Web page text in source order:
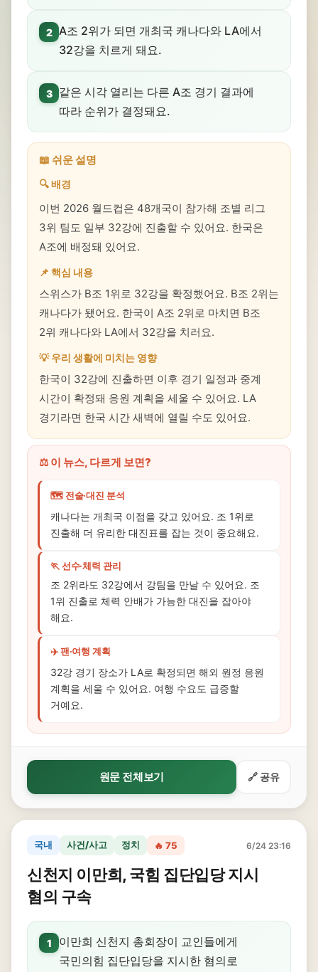
2 A조 2위가 되면 개최국 캐나다와 LA에서
32강을 치르게 돼요.
3
같은 시각 열리는 다른 A조 경기 결과에
따라 순위가 결정돼요.
📖 쉬운 설명
🔍 배경
이번 2026 월드컵은 48개국이 참가해 조별 리그
3위 팀도 일부 32강에 진출할 수 있어요. 한국은
A조에 배정돼 있어요.
📌 핵심 내용
스위스가 B조 1위로 32강을 확정했어요. B조 2위는
캐나다가 됐어요. 한국이 A조 2위로 마치면 B조
2위 캐나다와 LA에서 32강을 치러요.
💡 우리 생활에 미치는 영향
한국이 32강에 진출하면 이후 경기 일정과 중계
시간이 확정돼 응원 계획을 세울 수 있어요. LA
경기라면 한국 시간 새벽에 열릴 수도 있어요.
⚖️ 이 뉴스, 다르게 보면?
🗺️ 전술·대진 분석
캐나다는 개최국 이점을 갖고 있어요. 조 1위로
진출해 더 유리한 대진표를 잡는 것이 중요해요.
🏃 선수·체력 관리
조 2위라도 32강에서 강팀을 만날 수 있어요. 조
1위 진출로 체력 안배가 가능한 대진을 잡아야
해요.
✈️ 팬·여행 계획
32강 경기 장소가 LA로 확정되면 해외 원정 응원
계획을 세울 수 있어요. 여행 수요도 급증할
거예요.
원문 전체보기 🔗 공유
국내 사건/사고 정치 🔥 75 6/24 23:16
신천지 이만희, 국힘 집단입당 지시
혐의 구속
1
이만희 신천지 총회장이 교인들에게
국민의힘 집단입당을 지시한 혐의로